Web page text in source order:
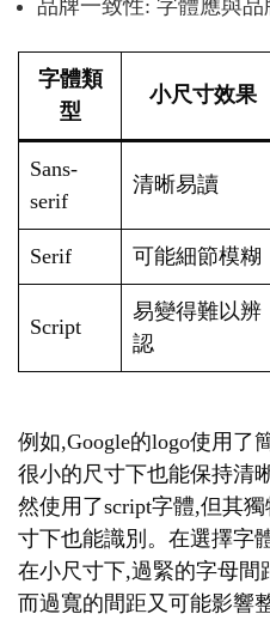
品牌一致性: 字體應與品
字體類
型
小尺寸效果
Sans-
serif
清晰易讀
Serif 可能細節模糊
Script
易變得難以辨
認
例如,Google的logo使用了
很小的尺寸下也能保持清
然使用了script字體,但其
寸下也能識別。在選擇字
在小尺寸下,過緊的字母間
而過寬的間距又可能影響